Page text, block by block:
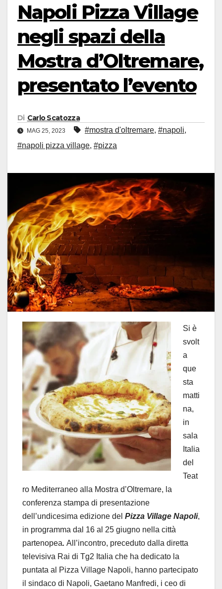
Napoli Pizza Village
negli spazi della
Mostra d’Oltremare,
presentato l’evento
Di Carlo Scatozza
MAG 25, 2023 #mostra d'oltremare, #napoli,
#napoli pizza village, #pizza
Si è
svolt
a
que
sta
matti
na,
in
sala
Italia
del
Teat
ro Mediterraneo alla Mostra d’Oltremare, la
conferenza stampa di presentazione
dell’undicesima edizione del Pizza Village Napoli,
in programma dal 16 al 25 giugno nella città
partenopea. All’incontro, preceduto dalla diretta
televisiva Rai di Tg2 Italia che ha dedicato la
puntata al Pizza Village Napoli, hanno partecipato
il sindaco di Napoli, Gaetano Manfredi, i ceo di